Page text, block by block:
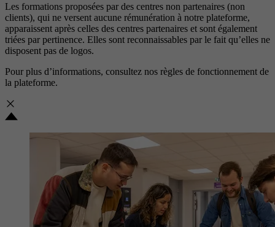
Les formations proposées par des centres non partenaires (non
clients), qui ne versent aucune rémunération à notre plateforme,
apparaissent après celles des centres partenaires et sont également
triées par pertinence. Elles sont reconnaissables par le fait qu’elles ne
disposent pas de logos.
Pour plus d’informations, consultez nos règles de fonctionnement de
la plateforme.